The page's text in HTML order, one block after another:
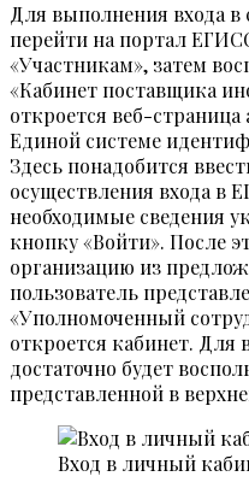
Для выполнения входа в
перейти на портал
«Участникам», затем
«Кабинет поставщика
откроется веб-
Единой системе
Здесь понадобится
осуществления входа в
необходимые сведения
кнопку «Войти». После
организацию из
пользователь
«Уполномоченный
откроется кабинет. Для
достаточно будет
представленной в
Вход в личный